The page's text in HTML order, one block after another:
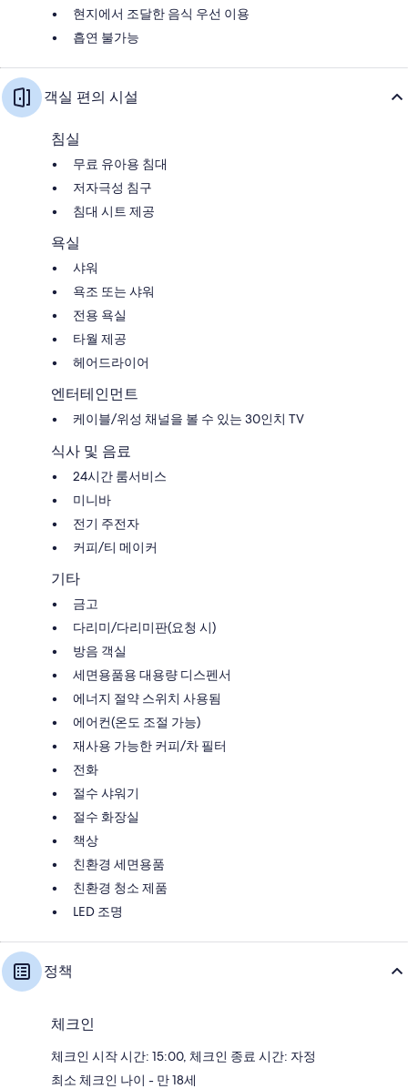
현지에서 조달한 음식 우선 이용
흡연 불가능
객실 편의 시설
침실
무료 유아용 침대
저자극성 침구
침대 시트 제공
욕실
샤워
욕조 또는 샤워
전용 욕실
타월 제공
헤어드라이어
엔터테인먼트
케이블/위성 채널을 볼 수 있는 30인치 TV
식사 및 음료
24시간 룸서비스
미니바
전기 주전자
커피/티 메이커
기타
금고
다리미/다리미판(요청 시)
방음 객실
세면용품용 대용량 디스펜서
에너지 절약 스위치 사용됨
에어컨(온도 조절 가능)
재사용 가능한 커피/차 필터
전화
절수 샤워기
절수 화장실
책상
친환경 세면용품
친환경 청소 제품
LED 조명
정책
체크인
체크인 시작 시간: 15:00, 체크인 종료 시간: 자정
최소 체크인 나이 - 만 18세